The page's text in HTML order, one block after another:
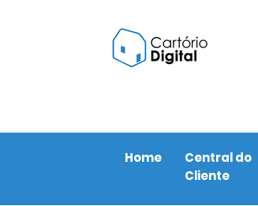
Home
Central do
Cliente